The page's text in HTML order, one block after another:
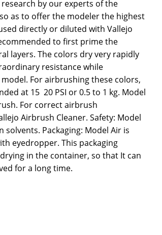
by our experts of the
as to offer the modeler the highest
directly or diluted with Vallejo
to first prime the
layers. The colors dry very rapidly
resistance while
For airbrushing these colors,
at 15  20 PSI or 0.5 to 1 kg. Model
For correct airbrush
Airbrush Cleaner. Safety: Model
Packaging: Model Air is
eyedropper. This packaging
in the container, so that It can
for a long time.